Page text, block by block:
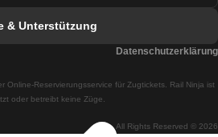
Lissabon nach Braga
Braga nach Lissabon All Rights Reserved © 2026
Online-Reservierungsservice für Zugtickets. Rail Ninja ist
oder betreibt keine Züge.
& Unterstützung
Datenschutzerklärung